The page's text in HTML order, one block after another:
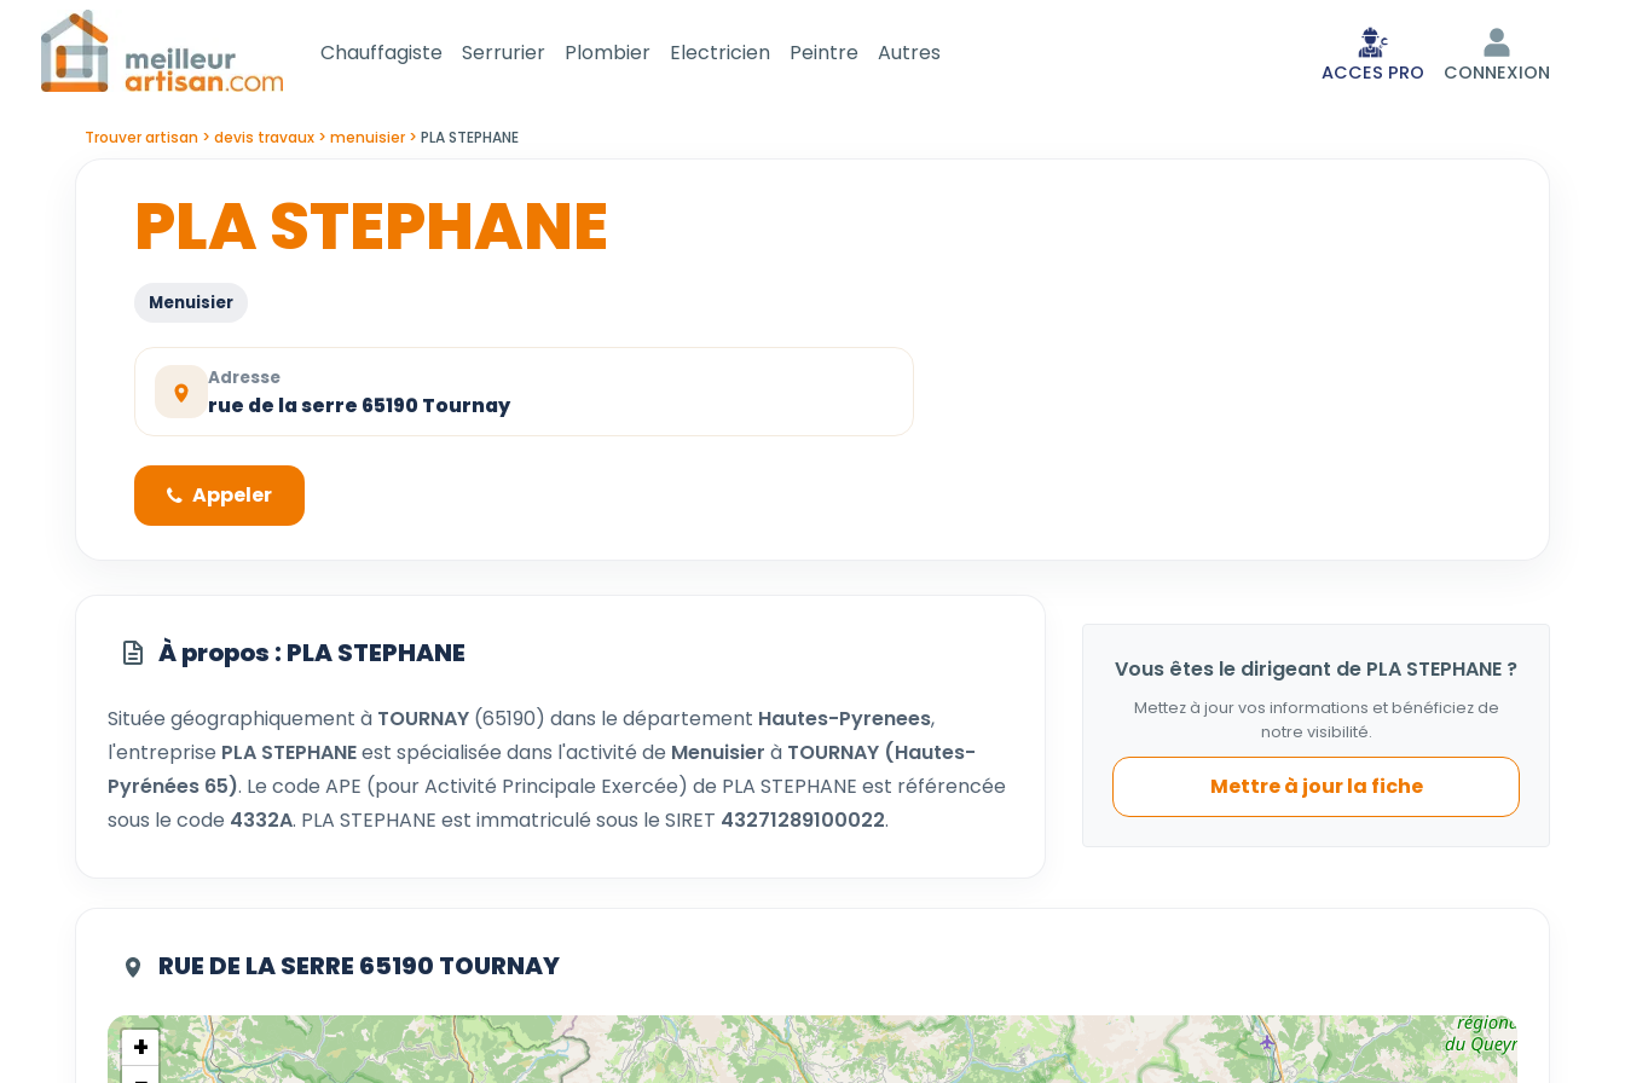
Chauffagiste Serrurier Plombier Electricien Peintre Autres
ACCES PRO CONNEXION
Trouver artisan devis travaux menuisier PLA STEPHANE
PLA STEPHANE
Menuisier
Adresse
rue de la serre 65190 Tournay
Appeler
À propos : PLA STEPHANE
Située géographiquement à TOURNAY (65190) dans le département Hautes-Pyrenees,
l'entreprise PLA STEPHANEest spécialisée dans l'activité de Menuisier à TOURNAY (Hautes-
Pyrénées 65). Le code APE (pour Activité Principale Exercée) de PLA STEPHANE est référencée
sous le code 4332A. PLA STEPHANE est immatriculé sous le SIRET 43271289100022.
Vous êtes le dirigeant de PLA STEPHANE ?
Mettez à jour vos informations et bénéficiez de
notre visibilité.
Mettre à jour la fiche
RUE DE LA SERRE 65190 TOURNAY
+